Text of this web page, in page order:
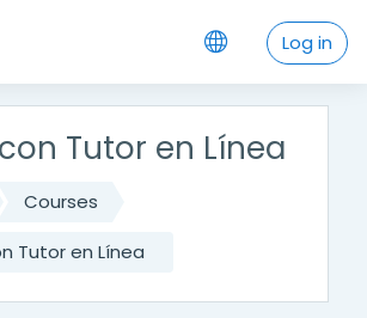
Log in
Tutor en Línea
Courses
Tutor en Línea